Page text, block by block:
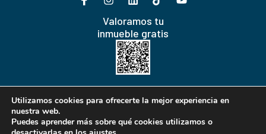
Valoramos tu
inmueble gratis
Hogarea © Todos los derechos reservados
Utilizamos cookies para ofrecerte la mejor experiencia en
nuestra web.
Puedes aprender más sobre qué cookies utilizamos o